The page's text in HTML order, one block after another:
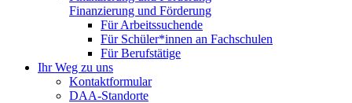
Finanzierung und Förderung
Für Arbeitssuchende
Für Schüler*innen an Fachschulen
Für Berufstätige
Ihr Weg zu uns
Kontaktformular
DAA-Standorte